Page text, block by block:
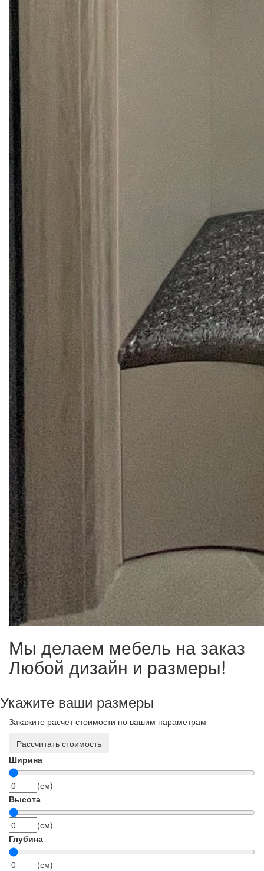
Мы делаем мебель на заказ
Любой дизайн и размеры!
Укажите ваши размеры
Закажите расчет стоимости по вашим параметрам
Рассчитать стоимость
Ширина
(см)
Высота
(см)
Глубина
(см)